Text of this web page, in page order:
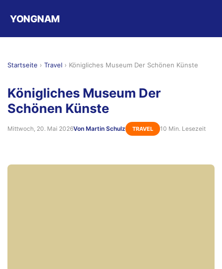
YONGNAM
Startseite › Travel › Königliches Museum Der Schönen Künste
Königliches Museum Der
Schönen Künste
Mittwoch, 20. Mai 2026Von Martin Schulz TRAVEL 10 Min. Lesezeit